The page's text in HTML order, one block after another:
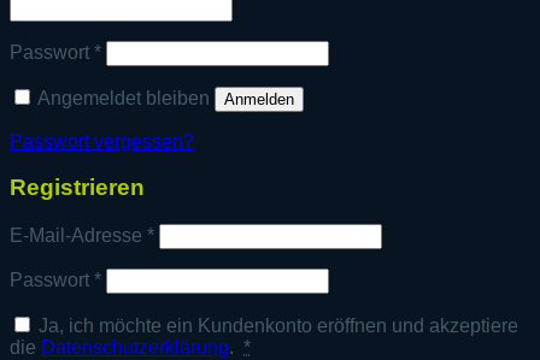
Passwort *Erforderlich
Angemeldet bleiben Anmelden
Passwort vergessen?
Registrieren
E-Mail-Adresse *Erforderlich
Passwort *Erforderlich
Ja, ich möchte ein Kundenkonto eröffnen und akzeptiere
die Datenschutzerklärung. *